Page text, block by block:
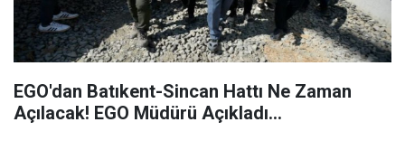
EGO'dan Batıkent-Sincan Hattı Ne Zaman
Açılacak! EGO Müdürü Açıkladı...